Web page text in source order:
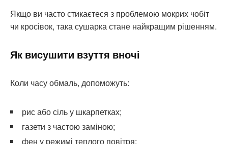
Якщо ви часто стикаєтеся з проблемою мокрих чобіт
чи кросівок, така сушарка стане найкращим рішенням.
Як висушити взуття вночі
Коли часу обмаль, допоможуть:
рис або сіль у шкарпетках;
газети з частою заміною;
фен у режимі теплого повітря;